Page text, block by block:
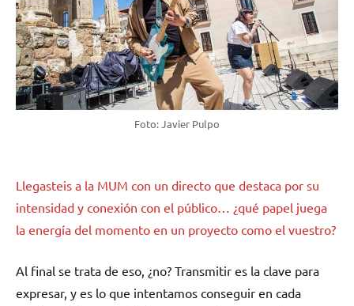
Foto: Javier Pulpo
Llegasteis a la MUM con un directo que destaca por su
intensidad y conexión con el público… ¿qué papel juega
la energía del momento en un proyecto como el vuestro?
Al final se trata de eso, ¿no? Transmitir es la clave para
expresar, y es lo que intentamos conseguir en cada